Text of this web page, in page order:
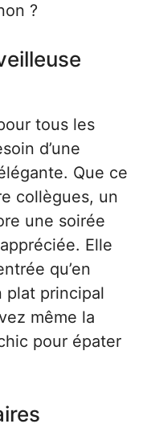
?
tous les
d’une
Que ce
collègues, un
une soirée
Elle
qu’en
plat principal
même la
pour épater